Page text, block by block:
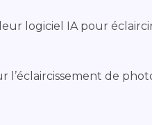
logiciel IA pour
l’éclaircissement de